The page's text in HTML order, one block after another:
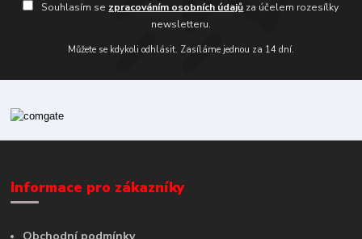
Souhlasím se zpracováním osobních údajů za účelem rozesílky
newsletteru.
Můžete se kdykoli odhlásit. Zasíláme jednou za 14 dní.
Informace pro zákazníky